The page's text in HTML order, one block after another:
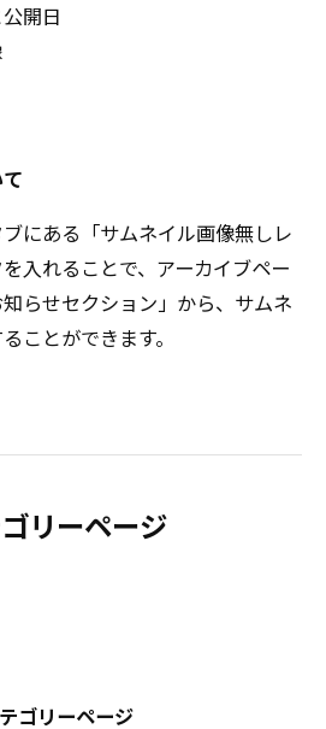
開日
ブにある「サムネイル画像無しレ
入れることで、アーカイブペー
らせセクション」から、サムネ
ことができます。
リーページ
ゴリーページ